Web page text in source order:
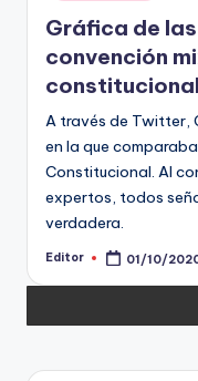
Gráfica de
convención
constitucional
A través de Twitter,
en la que
Constitucional. Al
expertos, todos
verdadera.
Publicado
Editor 01/10/